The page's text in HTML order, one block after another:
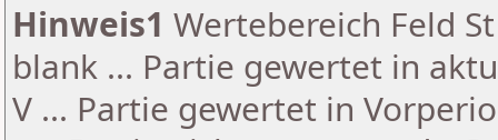
Hinweis1 Wertebereich Feld
blank ... Partie gewertet in
V ... Partie gewertet in